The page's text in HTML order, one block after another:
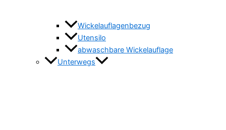
Wickelauflagenbezug
Utensilo
abwaschbare Wickelauflage
Unterwegs